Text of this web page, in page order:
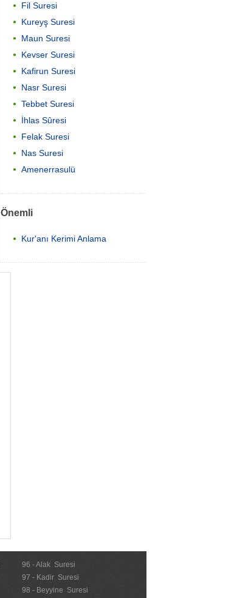
Fil Suresi
Kureyş Suresi
Maun Suresi
Kevser Suresi
Kafirun Suresi
Nasr Suresi
Tebbet Suresi
İhlas Sûresi
Felak Suresi
Nas Suresi
Amenerrasulü
Önemli
Kur'anı Kerimi Anlama
96 - Alak Suresi
97 - Kadir Suresi
98 - Beyyine Suresi